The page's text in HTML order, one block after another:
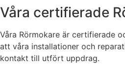
Våra certifierade
Våra Rörmokare är certifierade
att våra installationer och
kontakt till utfört uppdrag.